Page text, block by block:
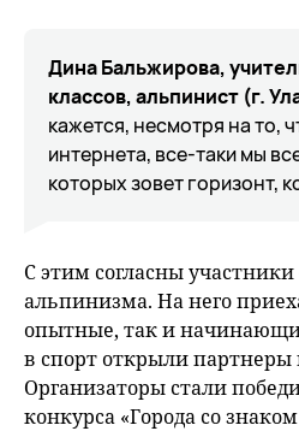
Дина Бальжирова,
классов, альпинист (г.
кажется, несмотря на то,
интернета, все-таки мы
которых зовет горизонт,
С этим согласны
альпинизма. На него
опытные, так и
в спорт открыли партнеры
Организаторы стали
конкурса «Города со